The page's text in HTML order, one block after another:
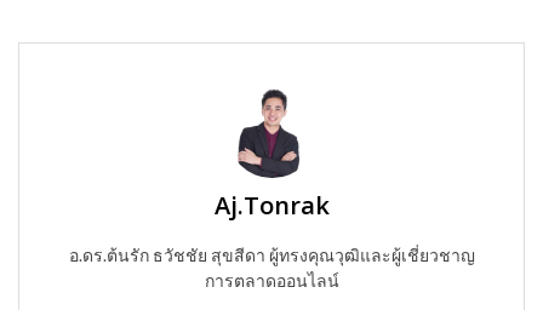
Aj.Tonrak
อ.ดร.ต้นรัก ธวัชชัย สุขสีดา ผู้ทรงคุณวุฒิและผู้เชี่ยวชาญ
การตลาดออนไลน์